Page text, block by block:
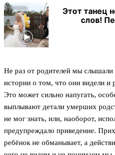
Этот танец
слов!
Не раз от родителей мы слышали
истории о том, что они видели и
Это может сильно напугать,
выплывают детали умерших
не мог знать, или, наоборот,
предупреждало приведение.
ребёнок не обманывает, а